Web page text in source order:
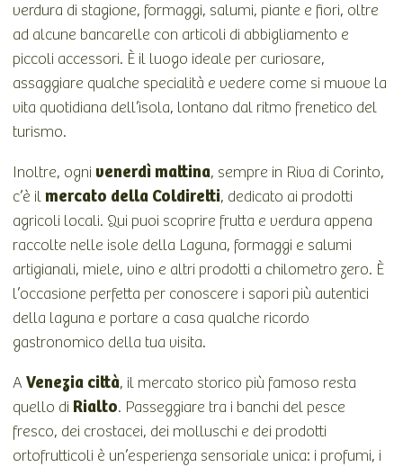
verdura di stagione, formaggi, salumi, piante e fiori, oltre
ad alcune bancarelle con articoli di abbigliamento e
piccoli accessori. È il luogo ideale per curiosare,
assaggiare qualche specialità e vedere come si muove la
vita quotidiana dell’isola, lontano dal ritmo frenetico del
turismo.
Inoltre, ogni venerdì mattina, sempre in Riva di Corinto,
c’è ilmercato della Coldiretti, dedicato ai prodotti
agricoli locali. Qui puoi scoprire frutta e verdura appena
raccolte nelle isole della Laguna, formaggi e salumi
artigianali, miele, vino e altri prodotti a chilometro zero. È
l’occasione perfetta per conoscere i sapori più autentici
della laguna e portare a casa qualche ricordo
gastronomico della tua visita.
A Venezia città, il mercato storico più famoso resta
quello di Rialto. Passeggiare tra i banchi del pesce
fresco, dei crostacei, dei molluschi e dei prodotti
ortofrutticoli è un’esperienza sensoriale unica: i profumi, i